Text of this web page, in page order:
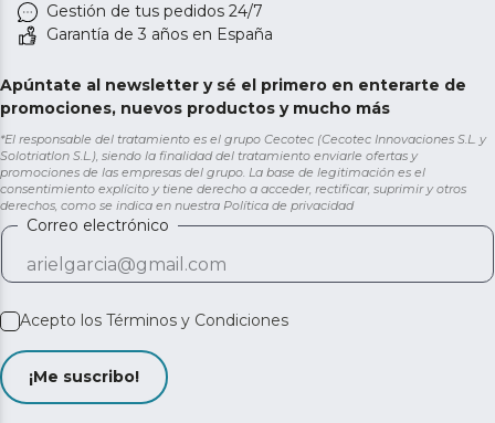
Gestión de tus pedidos 24/7
Garantía de 3 años en España
Apúntate al newsletter y sé el primero en enterarte de
promociones, nuevos productos y mucho más
*El responsable del tratamiento es el grupo Cecotec (Cecotec Innovaciones S.L. y
Solotriatlon S.L.), siendo la finalidad del tratamiento enviarle ofertas y
promociones de las empresas del grupo. La base de legitimación es el
consentimiento explícito y tiene derecho a acceder, rectificar, suprimir y otros
derechos, como se indica en nuestra Política de privacidad
Correo electrónico
Acepto los Términos y Condiciones
¡Me suscribo!